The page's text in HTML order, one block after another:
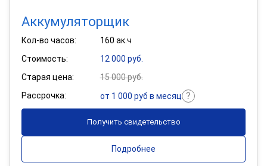
Аккумуляторщик
Кол-во часов:
160 ак.ч
Стоимость:
12 000 руб.
Старая цена:
15 000 руб.
Рассрочка:
от 1 000 руб в месяц
Получить свидетельство
Подробнее